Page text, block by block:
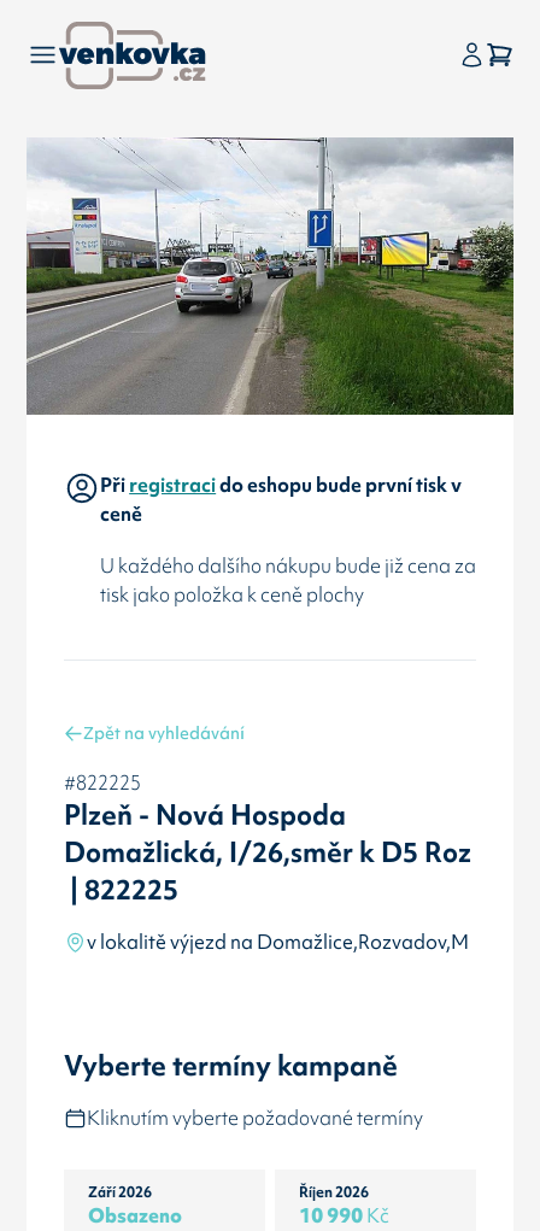
Přiregistracido eshopu bude první tisk v
ceně
U každého dalšího nákupu bude již cena za
tisk jako položka k ceně plochy
Zpět na vyhledávání
#822225
Plzeň - Nová Hospoda
Domažlická, I/26,směr k D5 Roz
| 822225
v lokalitě výjezd na Domažlice,Rozvadov,M
Vyberte termíny kampaně
Kliknutím vyberte požadované termíny
Září 2026
Obsazeno
Říjen 2026
10 990Kč